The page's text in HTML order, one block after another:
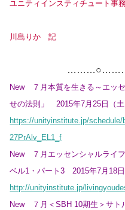
ユニティインスティチュート事
川島りか 記
New ７月本質を生きる～エッ
せの法則」 2015年7月25日（
https://unityinstitute.jp/schedule/
27PrAlv_EL1_f
New ７月エッセンシャルライ
ベル1・パート3 2015年7月18日
http://unityinstitute.jp/
New ７月＜SBH 10期生＞サト